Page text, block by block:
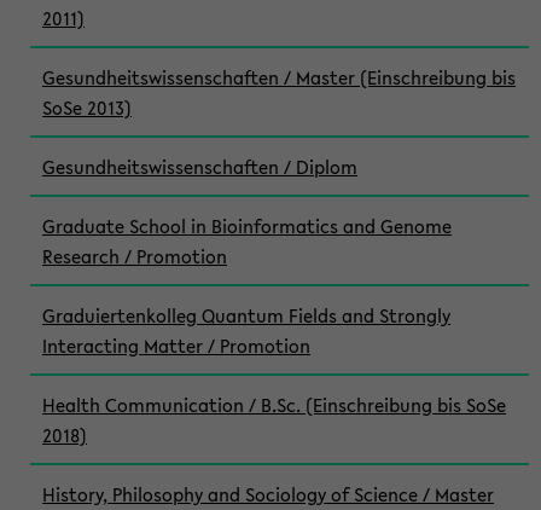
2011)
Gesundheitswissenschaften / Master (Einschreibung bis
SoSe 2013)
Gesundheitswissenschaften / Diplom
Graduate School in Bioinformatics and Genome
Research / Promotion
Graduiertenkolleg Quantum Fields and Strongly
Interacting Matter / Promotion
Health Communication / B.Sc. (Einschreibung bis SoSe
2018)
History, Philosophy and Sociology of Science / Master